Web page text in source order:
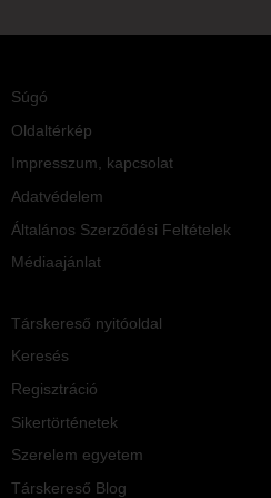
Súgó
Oldaltérkép
Impresszum, kapcsolat
Adatvédelem
Általános Szerződési Feltételek
Médiaajánlat
Társkereső nyitóoldal
Keresés
Regisztráció
Sikertörténetek
Szerelem egyetem
Társkereső Blog